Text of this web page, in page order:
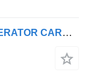
Mercedes-Benz ATEGO 1224 REFRIGERATOR CARRIER SUPRA 550 SILENT ROHRBAHNEN HOOK